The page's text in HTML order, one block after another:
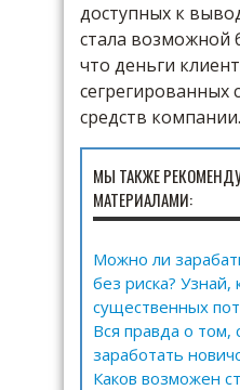
доступных к
стала возможной
что деньги
сегрегированных
средств компании.
МЫ ТАКЖЕ
МАТЕРИАЛАМИ:
Можно ли
без риска? Узнай,
существенных
Вся правда о том,
заработать
Каков возможен